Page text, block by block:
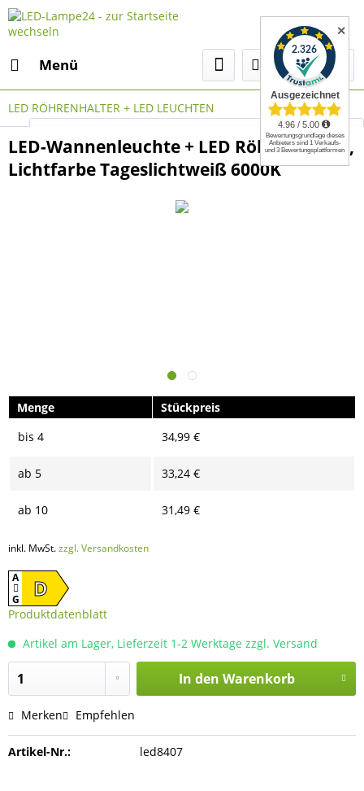
Menü
Select Language▼
LED RÖHRENHALTER + LED LEUCHTEN
LED-Wannenleuchte + LED Röhre 150 cm,
Lichtfarbe Tageslichtweiß 6000K
Menge
Stückpreis
bis 4 34,99 €
ab 5 33,24 €
ab 10 31,49 €
inkl. MwSt.zzgl. Versandkosten
D
A
G
Produktdatenblatt
Artikel am Lager, Lieferzeit 1-2 Werktage zzgl. Versand
In den Warenkorb
Merken Empfehlen
Artikel-Nr.: led8407
✕